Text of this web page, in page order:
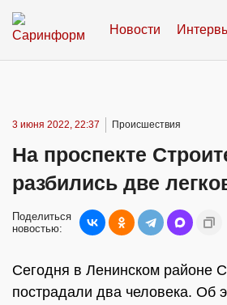
Новости
3 июня 2022, 22:37 Происшествия
На проспекте
разбились две
Поделиться
новостью:
Сегодня в Ленинском районе
пострадали два человека. Об